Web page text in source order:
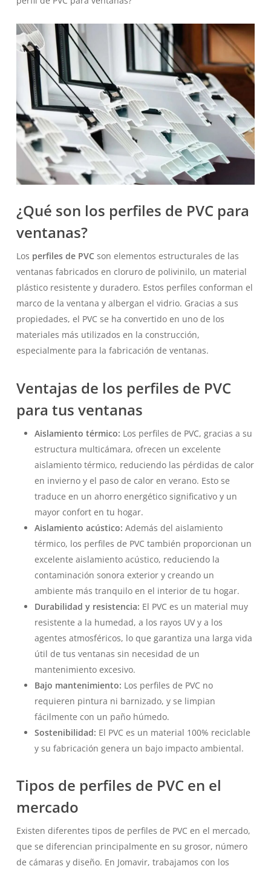
¿Qué son los perfiles de PVC para
ventanas?
Los perfiles de PVC son elementos estructurales de las
ventanas fabricados en cloruro de polivinilo, un material
plástico resistente y duradero. Estos perfiles conforman el
marco de la ventana y albergan el vidrio. Gracias a sus
propiedades, el PVC se ha convertido en uno de los
materiales más utilizados en la construcción,
especialmente para la fabricación de ventanas.
Ventajas de los perfiles de PVC
para tus ventanas
Aislamiento térmico: Los perfiles de PVC, gracias a su
estructura multicámara, ofrecen un excelente
aislamiento térmico, reduciendo las pérdidas de calor
en invierno y el paso de calor en verano. Esto se
traduce en un ahorro energético significativo y un
mayor confort en tu hogar.
Aislamiento acústico: Además del aislamiento
térmico, los perfiles de PVC también proporcionan un
excelente aislamiento acústico, reduciendo la
contaminación sonora exterior y creando un
ambiente más tranquilo en el interior de tu hogar.
Durabilidad y resistencia: El PVC es un material muy
resistente a la humedad, a los rayos UV y a los
agentes atmosféricos, lo que garantiza una larga vida
útil de tus ventanas sin necesidad de un
mantenimiento excesivo.
Bajo mantenimiento: Los perfiles de PVC no
requieren pintura ni barnizado, y se limpian
fácilmente con un paño húmedo.
Sostenibilidad: El PVC es un material 100% reciclable
y su fabricación genera un bajo impacto ambiental.
Tipos de perfiles de PVC en el
mercado
Existen diferentes tipos de perfiles de PVC en el mercado,
que se diferencian principalmente en su grosor, número
de cámaras y diseño. En Jomavir, trabajamos con los